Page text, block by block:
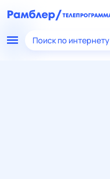
Поиск по интернету